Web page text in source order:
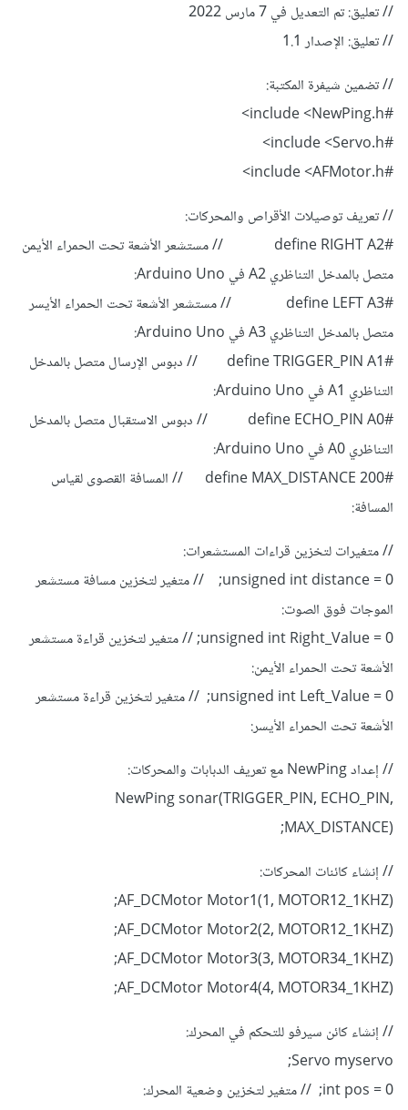
// تعليق: تم التعديل في 7 مارس 2022
// تعليق: الإصدار 1.1
// تضمين شيفرة المكتبة:
#include <NewPing.h>
#include <Servo.h>
#include <AFMotor.h>
// تعريف توصيلات الأقراص والمحركات:
#define RIGHT A2 // مستشعر الأشعة تحت الحمراء الأيمن
متصل بالمدخل التناظري A2 في Arduino Uno:
#define LEFT A3 // مستشعر الأشعة تحت الحمراء الأيسر
متصل بالمدخل التناظري A3 في Arduino Uno:
#define TRIGGER_PIN A1 // دبوس الإرسال متصل بالمدخل
التناظري A1 في Arduino Uno:
#define ECHO_PIN A0 // دبوس الاستقبال متصل بالمدخل
التناظري A0 في Arduino Uno:
#define MAX_DISTANCE 200 // المسافة القصوى لقياس
المسافة:
// متغيرات لتخزين قراءات المستشعرات:
unsigned int distance = 0; // متغير لتخزين مسافة مستشعر
الموجات فوق الصوت:
unsigned int Right_Value = 0; // متغير لتخزين قراءة مستشعر
الأشعة تحت الحمراء الأيمن:
unsigned int Left_Value = 0; // متغير لتخزين قراءة مستشعر
الأشعة تحت الحمراء الأيسر:
// إعداد NewPing مع تعريف الدبابات والمحركات:
NewPing sonar(TRIGGER_PIN, ECHO_PIN,
MAX_DISTANCE);
// إنشاء كائنات المحركات:
AF_DCMotor Motor1(1, MOTOR12_1KHZ);
AF_DCMotor Motor2(2, MOTOR12_1KHZ);
AF_DCMotor Motor3(3, MOTOR34_1KHZ);
AF_DCMotor Motor4(4, MOTOR34_1KHZ);
// إنشاء كائن سيرفو للتحكم في المحرك:
Servo myservo;
int pos = 0; // متغير لتخزين وضعية المحرك: